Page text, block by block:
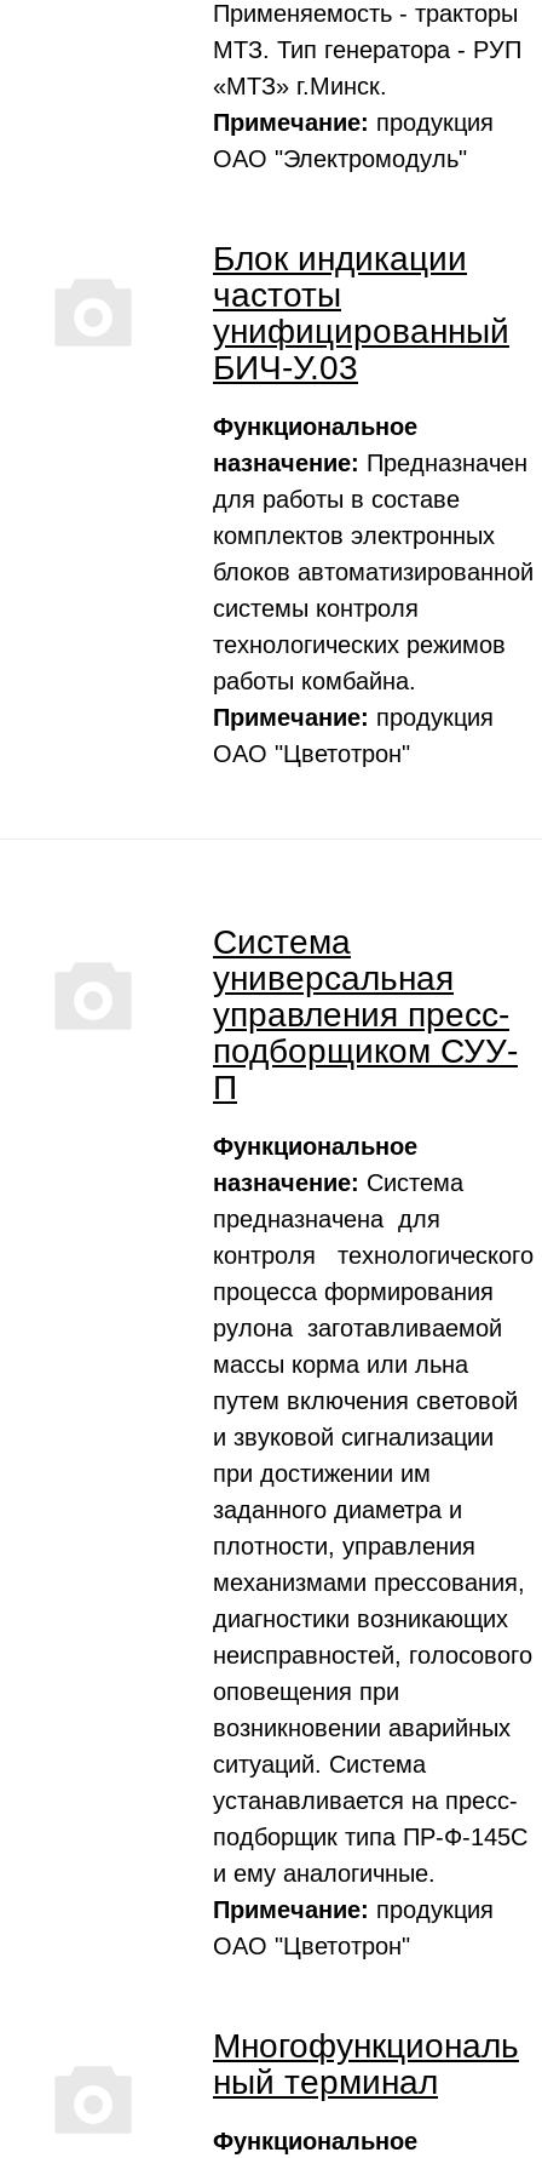
Применяемость - тракторы
МТЗ. Тип генератора - РУП
«МТЗ» г.Минск.
Примечание: продукция
ОАО "Электромодуль"
Блок индикации
частоты
унифицированный
БИЧ-У.03
Функциональное
назначение: Предназначен
для работы в составе
комплектов электронных
блоков автоматизированной
системы контроля
технологических режимов
работы комбайна.
Примечание: продукция
ОАО "Цветотрон"
Система
универсальная
управления пресс-
подборщиком СУУ-
П
Функциональное
назначение: Система
предназначена для
контроля технологического
процесса формирования
рулона заготавливаемой
массы корма или льна
путем включения световой
и звуковой сигнализации
при достижении им
заданного диаметра и
плотности, управления
механизмами прессования,
диагностики возникающих
неисправностей, голосового
оповещения при
возникновении аварийных
ситуаций. Система
устанавливается на пресс-
подборщик типа ПР-Ф-145С
и ему аналогичные.
Примечание: продукция
ОАО "Цветотрон"
Многофункциональ
ный терминал
Функциональное